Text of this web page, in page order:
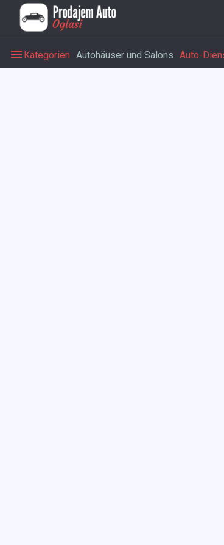
Kategorien Autohäuser und Salons Auto-